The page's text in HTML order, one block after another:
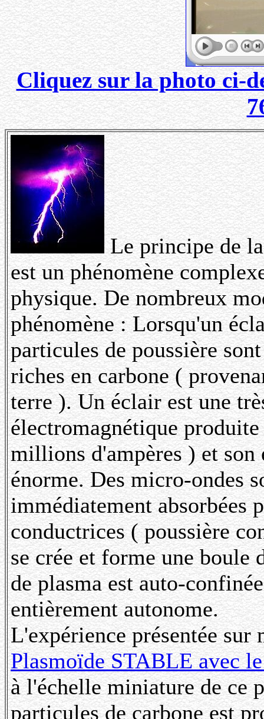
Cliquez sur la photo ci-
Le principe de
est un phénomène
physique. De nombreux
phénomène : Lorsqu'un
particules de poussière
riches en carbone (
terre ). Un éclair est une
électromagnétique
millions d'ampères ) et son
énorme. Des micro-ondes
immédiatement absorbées
conductrices ( poussière
se crée et forme une boule
de plasma est auto-
entièrement autonome.
L'expérience présentée
Plasmoïde STABLE avec
à l'échelle miniature de ce
particules de carbone est